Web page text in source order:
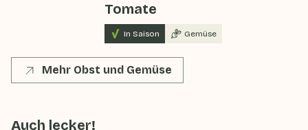
Tomate
In Saison Gemüse
Mehr Obst und Gemüse
Auch lecker!